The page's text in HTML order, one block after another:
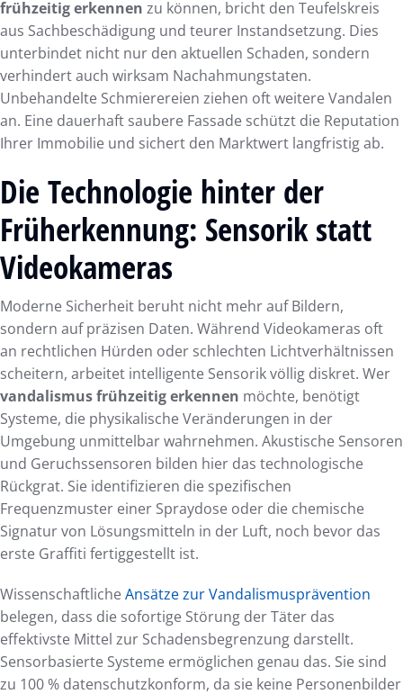
frühzeitig erkennen zu können, bricht den Teufelskreis
aus Sachbeschädigung und teurer Instandsetzung. Dies
unterbindet nicht nur den aktuellen Schaden, sondern
verhindert auch wirksam Nachahmungstaten.
Unbehandelte Schmierereien ziehen oft weitere Vandalen
an. Eine dauerhaft saubere Fassade schützt die Reputation
Ihrer Immobilie und sichert den Marktwert langfristig ab.
Die Technologie hinter der
Früherkennung: Sensorik statt
Videokameras
Moderne Sicherheit beruht nicht mehr auf Bildern,
sondern auf präzisen Daten. Während Videokameras oft
an rechtlichen Hürden oder schlechten Lichtverhältnissen
scheitern, arbeitet intelligente Sensorik völlig diskret. Wer
vandalismus frühzeitig erkennen möchte, benötigt
Systeme, die physikalische Veränderungen in der
Umgebung unmittelbar wahrnehmen. Akustische Sensoren
und Geruchssensoren bilden hier das technologische
Rückgrat. Sie identifizieren die spezifischen
Frequenzmuster einer Spraydose oder die chemische
Signatur von Lösungsmitteln in der Luft, noch bevor das
erste Graffiti fertiggestellt ist.
WissenschaftlicheAnsätze zur Vandalismusprävention
belegen, dass die sofortige Störung der Täter das
effektivste Mittel zur Schadensbegrenzung darstellt.
Sensorbasierte Systeme ermöglichen genau das. Sie sind
zu 100 % datenschutzkonform, da sie keine Personenbilder